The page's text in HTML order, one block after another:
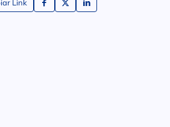
Link